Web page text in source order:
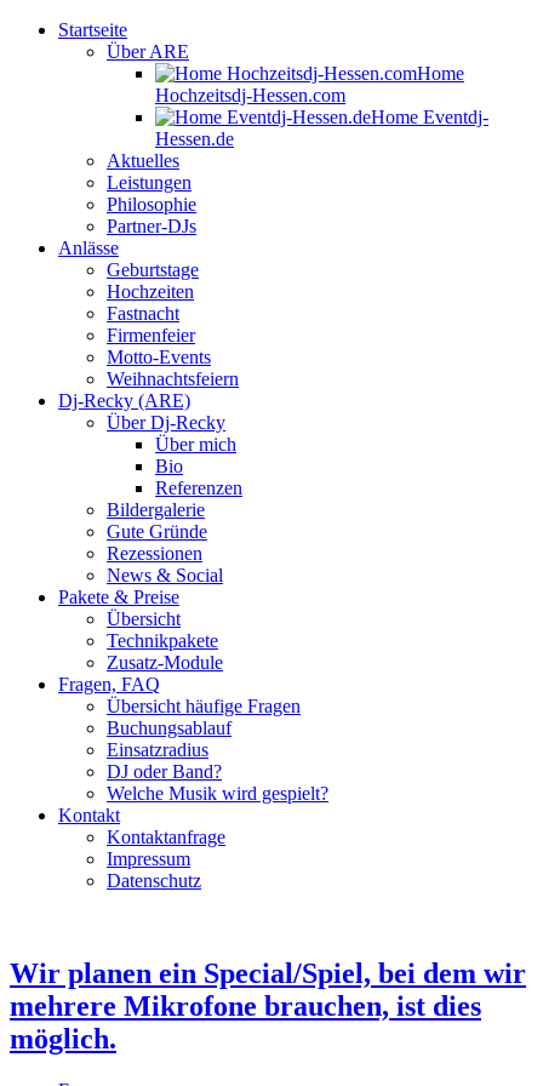
Startseite
Über ARE
Home
Hochzeitsdj-Hessen.com
Home Eventdj-
Hessen.de
Aktuelles
Leistungen
Philosophie
Partner-DJs
Anlässe
Geburtstage
Hochzeiten
Fastnacht
Firmenfeier
Motto-Events
Weihnachtsfeiern
Dj-Recky (ARE)
Über Dj-Recky
Über mich
Bio
Referenzen
Bildergalerie
Gute Gründe
Rezessionen
News & Social
Pakete & Preise
Übersicht
Technikpakete
Zusatz-Module
Fragen, FAQ
Übersicht häufige Fragen
Buchungsablauf
Einsatzradius
DJ oder Band?
Welche Musik wird gespielt?
Kontakt
Kontaktanfrage
Impressum
Datenschutz
Wir planen ein Special/Spiel, bei dem wir
mehrere Mikrofone brauchen, ist dies
möglich.